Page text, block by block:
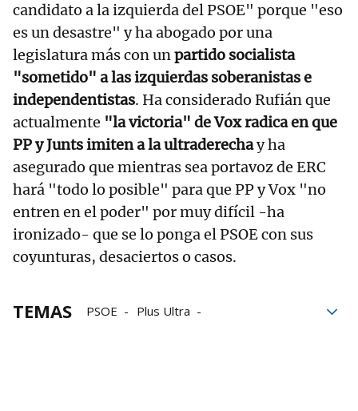
candidato a la izquierda del PSOE" porque "eso
es un desastre" y ha abogado por una
legislatura más con unpartido socialista
"sometido" a las izquierdas soberanistas e
independentistas. Ha considerado Rufián que
actualmente "la victoria" de Vox radica en que
PP y Junts imiten a la ultraderechay ha
asegurado que mientras sea portavoz de ERC
hará "todo lo posible" para que PP y Vox "no
entren en el poder" por muy difícil -ha
ironizado- que se lo ponga el PSOE con sus
coyunturas, desaciertos o casos.
TEMAS PSOE
Plus Ultra